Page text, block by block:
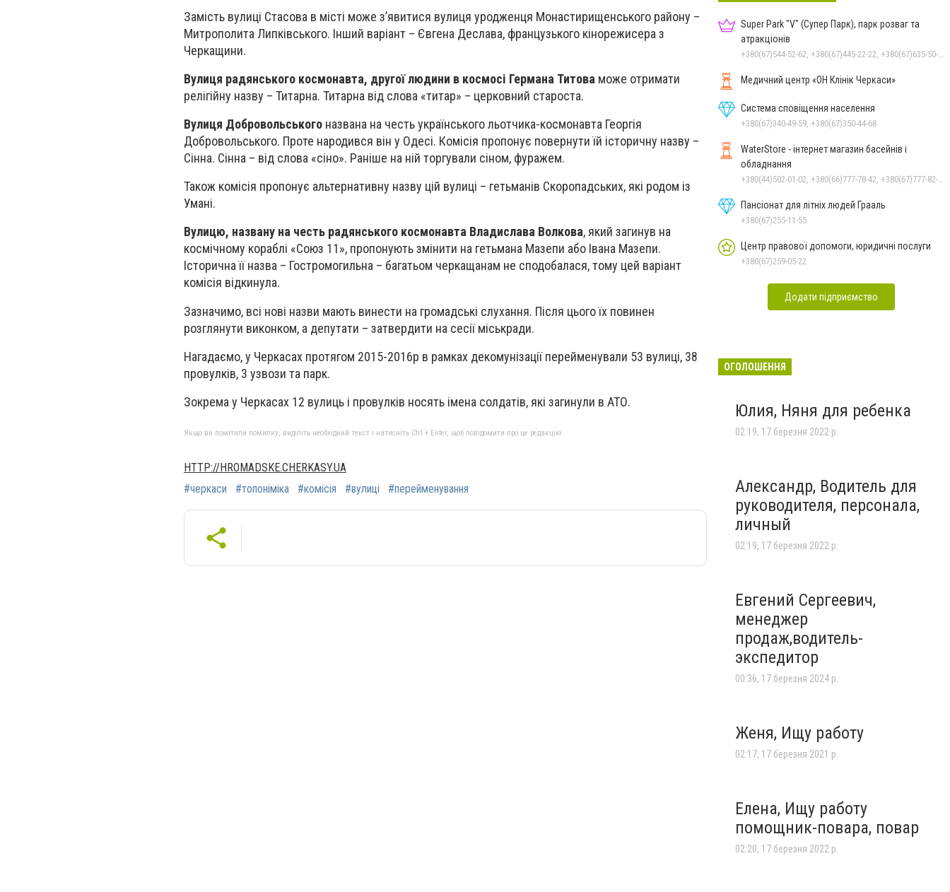
Замість вулиці Стасова в місті може з’явитися вулиця уродженця Монастирищенського району –
Митрополита Липківського. Інший варіант – Євгена Деслава, французького кінорежисера з
Черкащини.
Вулиця радянського космонавта, другої людини в космосі Германа Титова може отримати
релігійну назву – Титарна. Титарна від слова «титар» – церковний староста.
Вулиця Добровольського названа на честь українського льотчика-космонавта Георгія
Добровольського. Проте народився він у Одесі. Комісія пропонує повернути їй історичну назву –
Сінна. Сінна – від слова «сіно». Раніше на ній торгували сіном, фуражем.
Також комісія пропонує альтернативну назву цій вулиці – гетьманів Скоропадських, які родом із
Умані.
Вулицю, названу на честь радянського космонавта Владислава Волкова, який загинув на
космічному кораблі «Союз 11», пропонують змінити на гетьмана Мазепи або Івана Мазепи.
Історична її назва – Гостромогильна – багатьом черкащанам не сподобалася, тому цей варіант
комісія відкинула.
Зазначимо, всі нові назви мають винести на громадські слухання. Після цього їх повинен
розглянути виконком, а депутати – затвердити на сесії міськради.
Нагадаємо, у Черкасах протягом 2015-2016р в рамках декомунізації перейменували 53 вулиці, 38
провулків, 3 узвози та парк.
Зокрема у Черкасах 12 вулиць і провулків носять імена солдатів, які загинули в АТО.
Якщо ви помітили помилку, виділіть необхідний текст і натисніть Ctrl + Enter, щоб повідомити про це редакцію
HTTP://HROMADSKE.CHERKASY.UA
#черкаси
#топоніміка #комісія #вулиці #перейменування
Super Park "V" (Супер Парк), парк розваг та
атракціонів
+380(67)544-52-62, +380(67)445-22-22, +380(67)635-50-50
Медичний центр «ОН Клінік Черкаси»
Система сповіщення населення
+380(67)340-49-59, +380(67)350-44-68
WaterStore - інтернет магазин басейнів і
обладнання
+380(44)502-01-02, +380(66)777-78-42, +380(67)777-82-19, +380(67)890-80-80, +380(73)890-80-80, +380(44)502-01-03
Пансіонат для літніх людей Грааль
+380(67)255-11-55
Центр правової допомоги, юридичні послуги
+380(67)259-05-22
Додати підприємство
ОГОЛОШЕННЯ
Юлия, Няня для ребенка
02:19, 17 березня 2022 р.
Александр, Водитель для
руководителя, персонала,
личный
02:19, 17 березня 2022 р.
Евгений Сергеевич,
менеджер
продаж,водитель-
экспедитор
00:36, 17 березня 2024 р.
Женя, Ищу работу
02:17, 17 березня 2021 р.
Елена, Ищу работу
помощник-повара, повар
02:20, 17 березня 2022 р.